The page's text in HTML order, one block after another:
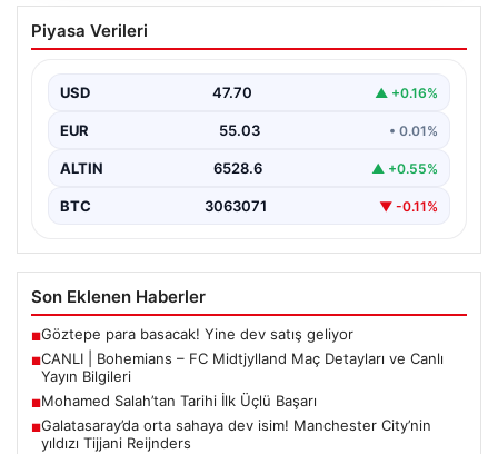
CANLI | Bohemians – FC Midtjylland
Maç Detayları ve Canlı Yayın Bilgileri
Ağustos 2026 tarihinde Dublin’deki Dalymount…
Piyasa Verileri
USD 47.70 ▲ +0.16%
EUR 55.03 • 0.01%
ALTIN 6528.6 ▲ +0.55%
BTC 3063071 ▼ -0.11%
Son Eklenen Haberler
■Göztepe para basacak! Yine dev satış geliyor
■CANLI | Bohemians – FC Midtjylland Maç Detayları ve Canlı
Yayın Bilgileri
■Mohamed Salah’tan Tarihi İlk Üçlü Başarı
■Galatasaray’da orta sahaya dev isim! Manchester City’nin
yıldızı Tijjani Reijnders